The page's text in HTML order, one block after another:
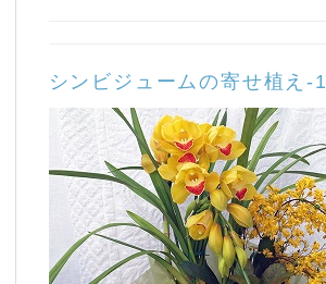
シンビジュームの寄せ植え-1